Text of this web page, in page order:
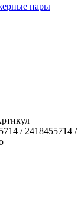
пары
/ 2418455714 /